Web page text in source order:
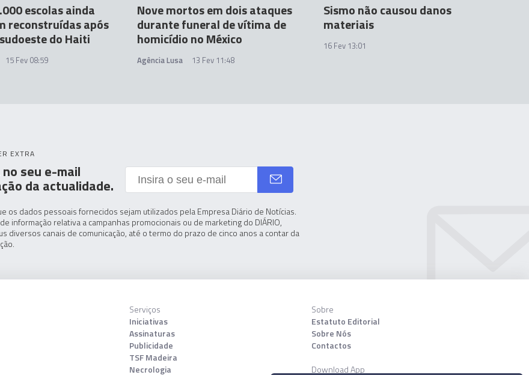
escolas ainda
reconstruídas após
do Haiti
15 Fev 08:59
Nove mortos em dois ataques
durante funeral de vítima de
homicídio no México
Agência Lusa 13 Fev 11:48
Sismo não causou danos
materiais
16 Fev 13:01
EXTRA
seu e-mail
da actualidade.
os dados pessoais fornecidos sejam utilizados pela Empresa Diário de Notícias.
informação relativa a campanhas promocionais ou de marketing do DIÁRIO,
diversos canais de comunicação, até o termo do prazo de cinco anos a contar da
Serviços
Iniciativas
Assinaturas
Publicidade
TSF Madeira
Necrologia
Sobre
Estatuto Editorial
Sobre Nós
Contactos
Download App